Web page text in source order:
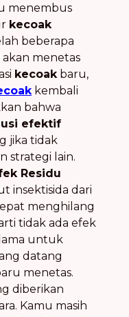
menembus
kecoak
beberapa
menetas
kecoakbaru,
kembali
bahwa
efektif
jika tidak
strategi lain.
Residu
insektisida dari
menghilang
tidak ada efek
untuk
datang
menetas.
diberikan
Kamu masih